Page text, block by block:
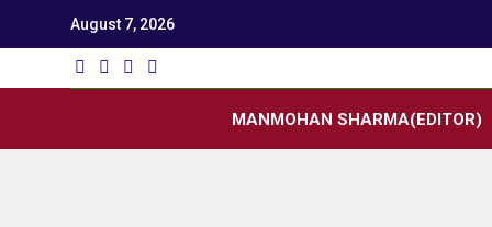
August 7, 2026
MANMOHAN SHARMA(EDITOR)